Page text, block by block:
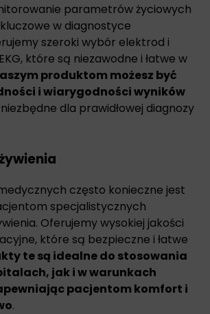
parametrów życiowych
w diagnostyce
szeroki wybór elektrod i
które są niezawodne i łatwe w
produktom możesz być
i wiarygodności wyników
dla prawidłowej diagnozy
często konieczne jest
specjalistycznych
Oferujemy wysokiej jakości
które są bezpieczne i łatwe
te są idealne do stosowania
jak i w warunkach
pacjentom komfort i
.